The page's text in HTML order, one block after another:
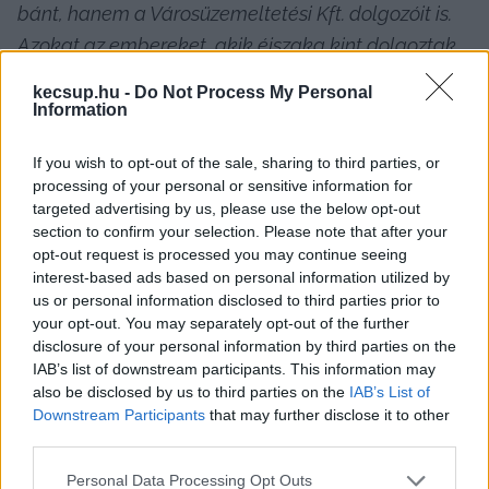
kecsup.hu - Do Not Process My Personal
Information
If you wish to opt-out of the sale, sharing to third parties, or
processing of your personal or sensitive information for
targeted advertising by us, please use the below opt-out
section to confirm your selection. Please note that after your
opt-out request is processed you may continue seeing
interest-based ads based on personal information utilized by
us or personal information disclosed to third parties prior to
your opt-out. You may separately opt-out of the further
disclosure of your personal information by third parties on the
IAB’s list of downstream participants. This information may
also be disclosed by us to third parties on the IAB’s List of
Downstream Participants that may further disclose it to other
Please note that this website/app uses one or more Google
Personal Data Processing Opt Outs
bánt, hanem a Városüzemeltetési Kft. dolgozóit is.
Azokat az embereket, akik éjszaka kint dolgoztak,
meg nappal kint dolgoztak, és ez egyfolytában,
egymást váltva. Ha nem volt jég, jött a hó, ha nem
terepen” – mondta. Azt is hozzátette, hogy ez
igaz az ügyvezetőre is. „Nem aludtak éjszakákon
át, és akkor ön kiáll, hogy semmi sem jó” –
fogalmazott.